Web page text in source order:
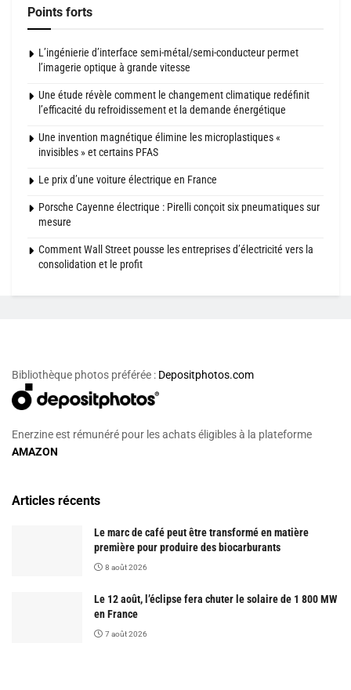
Points forts
L’ingénierie d’interface semi-métal/semi-conducteur permet
l’imagerie optique à grande vitesse
Une étude révèle comment le changement climatique redéfinit
l’efficacité du refroidissement et la demande énergétique
Une invention magnétique élimine les microplastiques «
invisibles » et certains PFAS
Le prix d’une voiture électrique en France
Porsche Cayenne électrique : Pirelli conçoit six pneumatiques sur
mesure
Comment Wall Street pousse les entreprises d’électricité vers la
consolidation et le profit
Bibliothèque photos préférée : Depositphotos.com
Enerzine est rémunéré pour les achats éligibles à la plateforme
AMAZON
Articles récents
Le marc de café peut être transformé en matière
première pour produire des biocarburants
8 août 2026
Le 12 août, l’éclipse fera chuter le solaire de 1 800 MW
en France
7 août 2026